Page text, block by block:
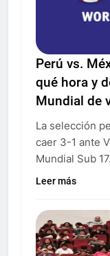
Perú vs.
qué hora y
Mundial de
La selección
caer 3-1 ante
Mundial Sub 17.
Leer más